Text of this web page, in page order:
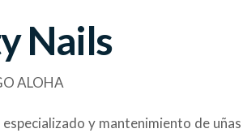
Nails
y mantenimiento de